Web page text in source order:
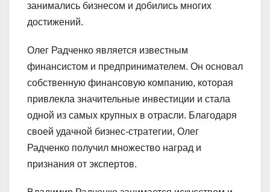
занимались бизнесом и добились многих
достижений.
Олег Радченко является известным
финансистом и предпринимателем. Он основал
собственную финансовую компанию, которая
привлекла значительные инвестиции и стала
одной из самых крупных в отрасли. Благодаря
своей удачной бизнес-стратегии, Олег
Радченко получил множество наград и
признания от экспертов.